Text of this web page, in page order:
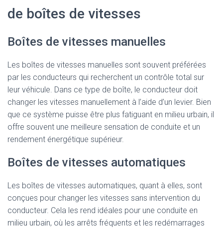
de boîtes de vitesses
Boîtes de vitesses manuelles
Les boîtes de vitesses manuelles sont souvent préférées
par les conducteurs qui recherchent un contrôle total sur
leur véhicule. Dans ce type de boîte, le conducteur doit
changer les vitesses manuellement à l’aide d’un levier. Bien
que ce système puisse être plus fatiguant en milieu urbain, il
offre souvent une meilleure sensation de conduite et un
rendement énergétique supérieur.
Boîtes de vitesses automatiques
Les boîtes de vitesses automatiques, quant à elles, sont
conçues pour changer les vitesses sans intervention du
conducteur. Cela les rend idéales pour une conduite en
milieu urbain, où les arrêts fréquents et les redémarrages